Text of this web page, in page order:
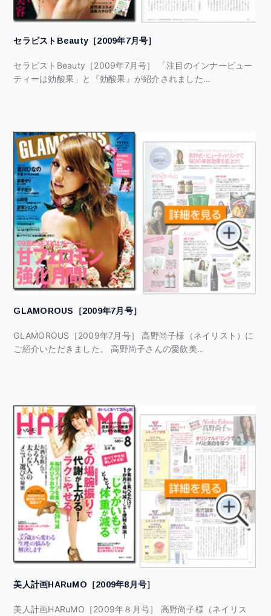
セラピストBeauty［2009年7月号］
セラピストBeauty［2009年7月号］ 「注目のインナービュー
ティーは効酸果」と『効酸果』が紹介されました…
GLAMOROUS［2009年7月号］
GLAMOROUS［2009年7月号］ 高野尚子様（ネイリスト）に
ご紹介いただきました。 高野尚子さんの愛飲美…
美人計画HARuMO［2009年8月号］
美人計画HARuMO［2009年８月号］ 高野尚子様（ネイリス